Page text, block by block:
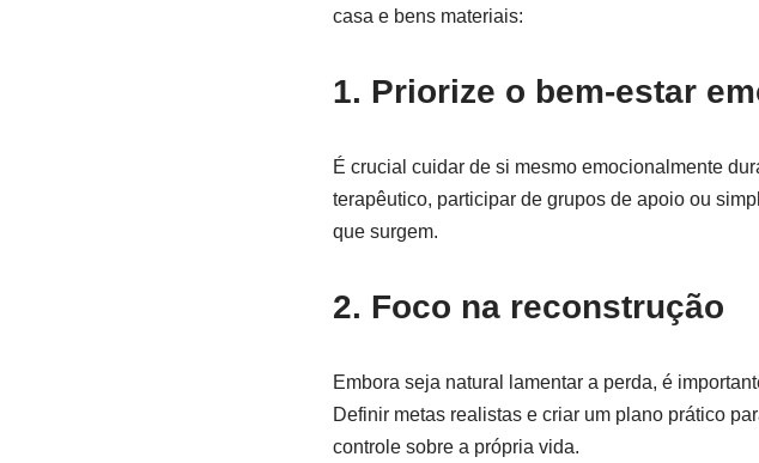
casa e bens materiais:
1. Priorize o bem-estar
É crucial cuidar de si mesmo emocionalmente
terapêutico, participar de grupos de apoio ou
que surgem.
2. Foco na reconstrução
Embora seja natural lamentar a perda, é
Definir metas realistas e criar um plano prático
controle sobre a própria vida.